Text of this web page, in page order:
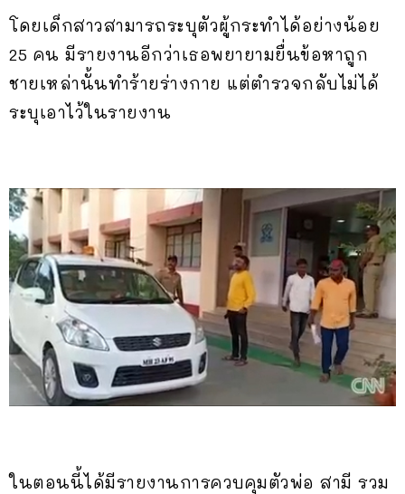
โดยเด็กสาวสามารถระบุตัวผู้กระทำได้อย่างน้อย
25 คน มีรายงานอีกว่าเธอพยายามยื่นข้อหาถูก
ชายเหล่านั้นทำร้ายร่างกาย แต่ตำรวจกลับไม่ได้
ระบุเอาไว้ในรายงาน
ในตอนนี้ได้มีรายงานการควบคุมตัวพ่อ สามี รวม